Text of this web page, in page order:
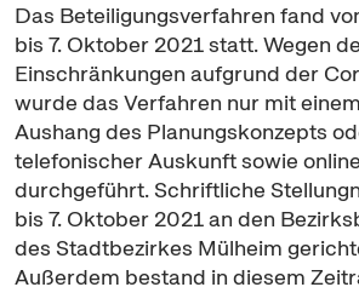
Das Beteiligungsverfahren fand
bis 7. Oktober 2021 statt. Wegen
Einschränkungen aufgrund der
wurde das Verfahren nur mit
Aushang des Planungskonzepts
telefonischer Auskunft sowie online
durchgeführt. Schriftliche
bis 7. Oktober 2021 an den
des Stadtbezirkes Mülheim
Außerdem bestand in diesem